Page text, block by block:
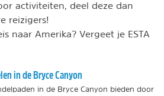
activiteiten, deel deze dan
reizigers!
naar Amerika? Vergeet je ESTA
in de Bryce Canyon
in de Bryce Canyon bieden door